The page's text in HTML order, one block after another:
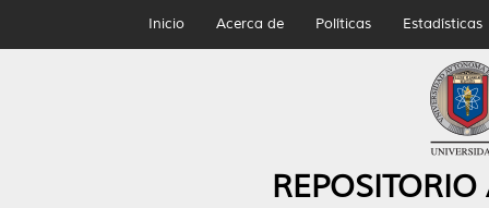
Inicio Acerca de Políticas Estadísticas